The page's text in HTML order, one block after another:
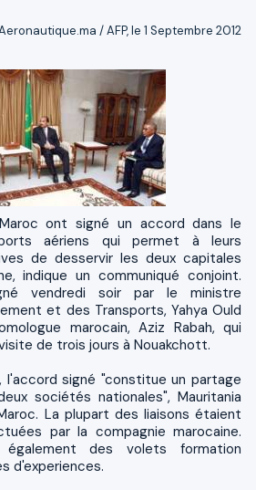
/ AFP, le 1 Septembre 2012
aériens qui permet à leurs
de desservir les deux capitales
indique un communiqué conjoint.
vendredi soir par le ministre
et des Transports, Yahya Ould
marocain, Aziz Rabah, qui
de trois jours à Nouakchott.
l'accord signé "constitue un partage
sociétés nationales", Mauritania
La plupart des liaisons étaient
par la compagnie marocaine.
également des volets formation
d'experiences.